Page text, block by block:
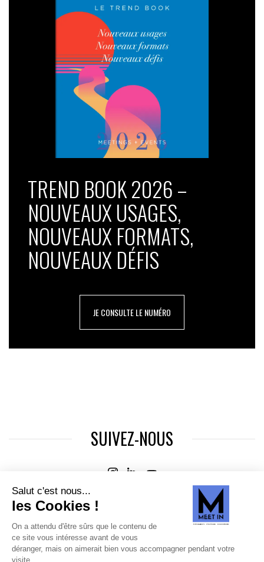
TREND BOOK 2026 –
NOUVEAUX USAGES,
NOUVEAUX FORMATS,
NOUVEAUX DÉFIS
JE CONSULTE LE NUMÉRO
SUIVEZ-NOUS